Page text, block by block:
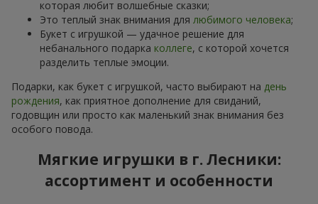
которая любит волшебные сказки;
Это теплый знак внимания для любимого человека;
Букет с игрушкой — удачное решение для
небанального подарка коллеге, с которой хочется
разделить теплые эмоции.
Подарки, как букет с игрушкой, часто выбирают на день
рождения, как приятное дополнение для свиданий,
годовщин или просто как маленький знак внимания без
особого повода.
Мягкие игрушки в г. Лесники:
ассортимент и особенности